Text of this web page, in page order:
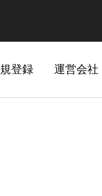
登録 運営会社